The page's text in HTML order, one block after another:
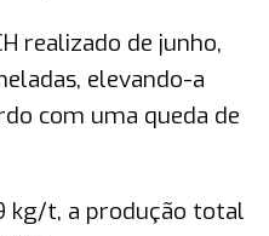
realizado de junho,
elevando-a
com uma queda de
kg/t, a produção total